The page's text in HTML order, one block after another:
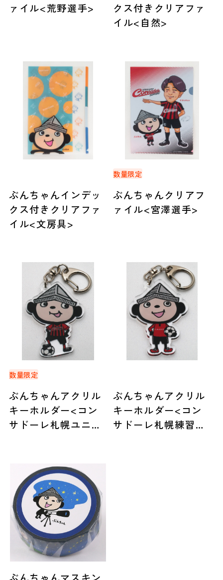
ァイル<荒野選手>
クス付きクリアファ
イル<自然>
ぶんちゃんインデッ
クス付きクリアファ
イル<文房具>
数量限定
ぶんちゃんクリアフ
ァイル<宮澤選手>
数量限定
ぶんちゃんアクリル
キーホルダー<コン
サドーレ札幌ユニフ
ぶんちゃんアクリル
キーホルダー<コン
サドーレ札幌練習着